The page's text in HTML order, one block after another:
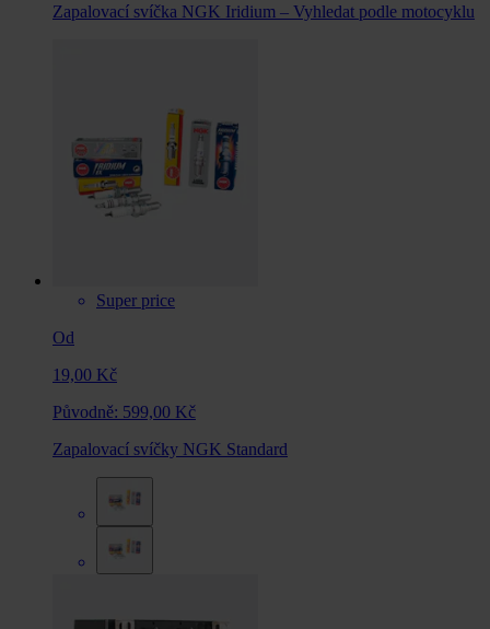
Zapalovací svíčka NGK Iridium – Vyhledat podle motocyklu
Super price
Od
19,00 Kč
Původně: 599,00 Kč
Zapalovací svíčky NGK Standard